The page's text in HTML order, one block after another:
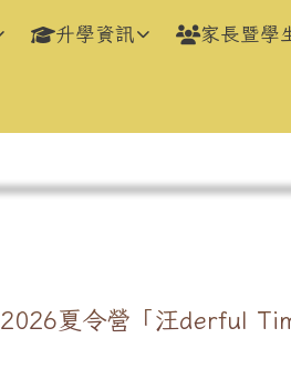
升學資訊 家長暨學
夏令營「汪derful